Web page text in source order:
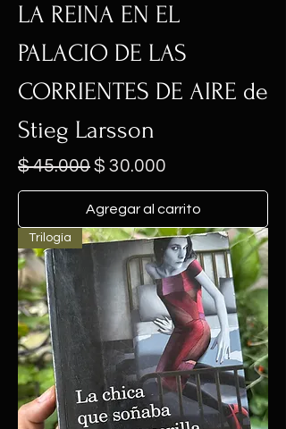
LA REINA EN EL
PALACIO DE LAS
CORRIENTES DE AIRE de
Stieg Larsson
Precio
$ 45.000Precio de oferta
$ 30.000
Agregar al carrito
Trilogía